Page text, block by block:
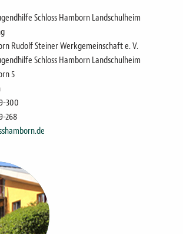
Schloss Hamborn Landschulheim
Rudolf Steiner Werkgemeinschaft e. V.
Schloss Hamborn Landschulheim
5
300
268